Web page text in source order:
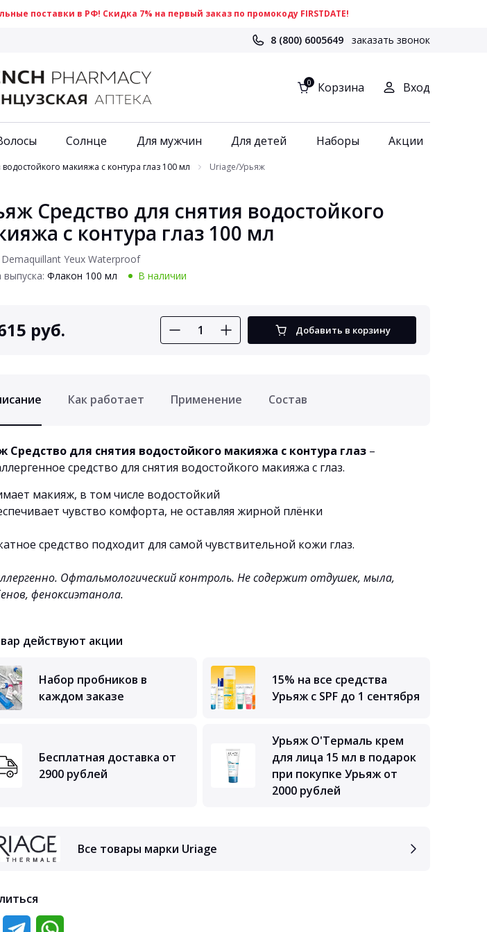
поставки в РФ! Скидка 7% на первый заказ по промокоду FIRSTDATE!
8 (800) 6005649 заказать звонок
0 Корзина Вход
Солнце Для мужчин Для детей Наборы Акции
макияжа с контура глаз 100 мл Uriage/Урьяж
Средство для снятия водостойкого
с контура глаз 100 мл
Yeux Waterproof
Флакон 100 мл В наличии
руб. Добавить в корзину
Как работает Применение Состав
Средство для снятия водостойкого макияжа с контура глаз –
средство для снятия водостойкого макияжа с глаз.
макияж, в том числе водостойкий
чувство комфорта, не оставляя жирной плёнки
средство подходит для самой чувствительной кожи глаз.
Офтальмологический контроль. Не содержит отдушек, мыла,
феноксиэтанола.
действуют акции
Набор пробников в
каждом заказе
15% на все средства
Урьяж с SPF до 1 сентября
Бесплатная доставка от
2900 рублей
Урьяж О'Термаль крем
для лица 15 мл в подарок
при покупке Урьяж от
2000 рублей
Все товары марки Uriage